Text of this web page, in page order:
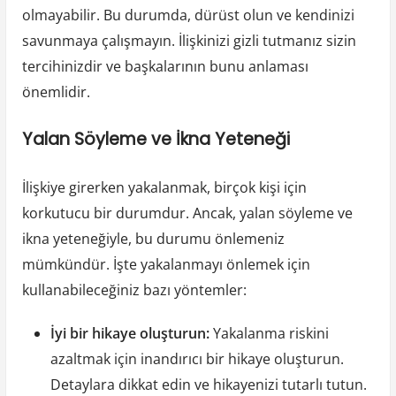
olmayabilir. Bu durumda, dürüst olun ve kendinizi
savunmaya çalışmayın. İlişkinizi gizli tutmanız sizin
tercihinizdir ve başkalarının bunu anlaması
önemlidir.
Yalan Söyleme ve İkna Yeteneği
İlişkiye girerken yakalanmak, birçok kişi için
korkutucu bir durumdur. Ancak, yalan söyleme ve
ikna yeteneğiyle, bu durumu önlemeniz
mümkündür. İşte yakalanmayı önlemek için
kullanabileceğiniz bazı yöntemler:
İyi bir hikaye oluşturun:Yakalanma riskini
azaltmak için inandırıcı bir hikaye oluşturun.
Detaylara dikkat edin ve hikayenizi tutarlı tutun.